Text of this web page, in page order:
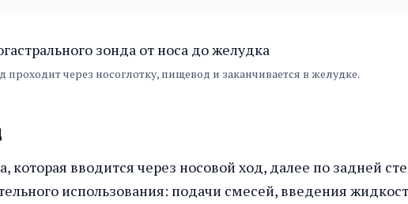
проходит через носоглотку, пищевод и заканчивается в желудке.
которая вводится через носовой ход, далее по задней
использования: подачи смесей, введения